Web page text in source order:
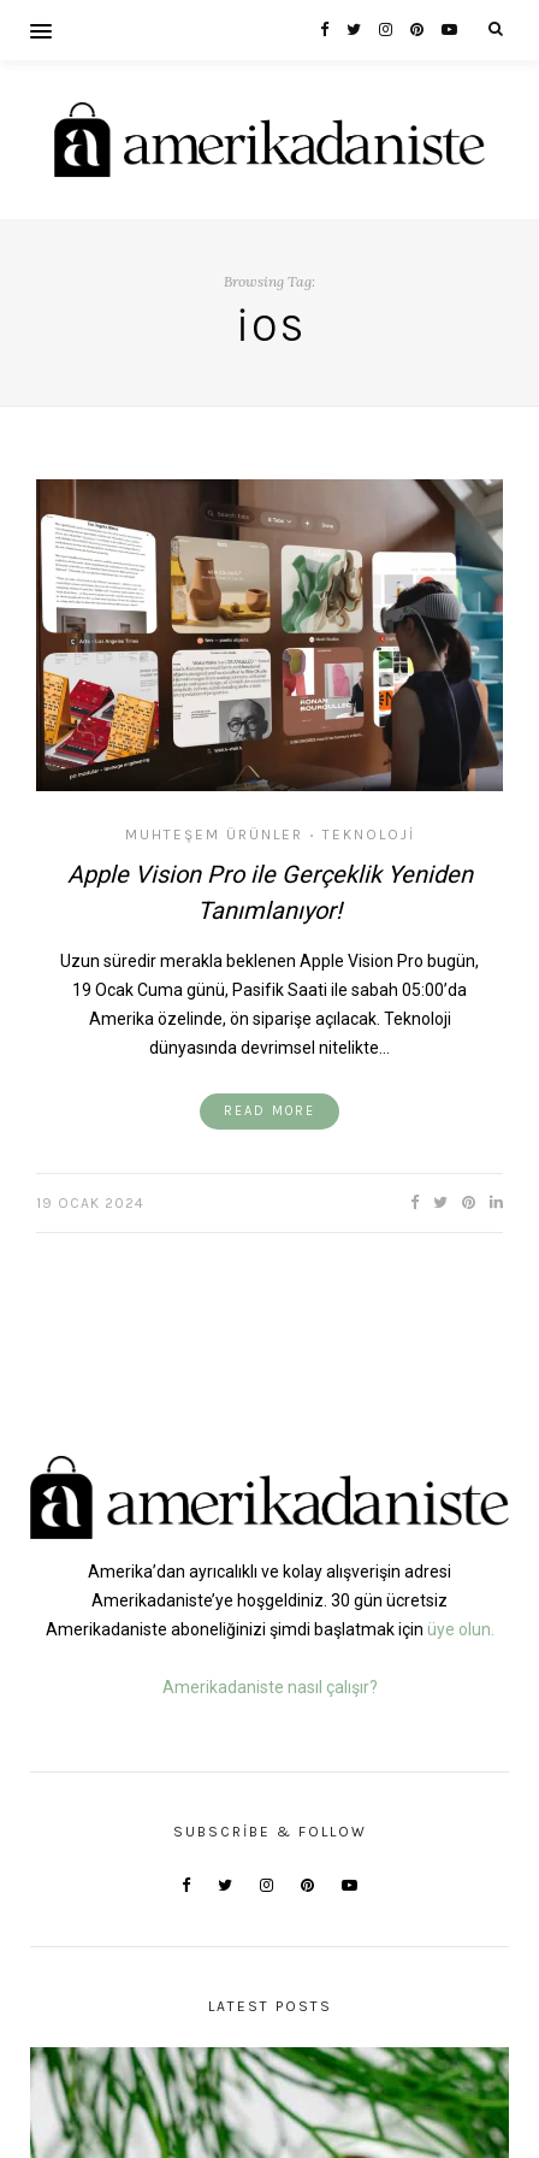
Browsing Tag:
İOS
MUHTEŞEM ÜRÜNLER • TEKNOLOJI
Apple Vision Pro ile Gerçeklik Yeniden
Tanımlanıyor!
Uzun süredir merakla beklenen Apple Vision Pro bugün,
19 Ocak Cuma günü, Pasifik Saati ile sabah 05:00’da
Amerika özelinde, ön siparişe açılacak. Teknoloji
dünyasında devrimsel nitelikte…
READ MORE
19 OCAK 2024
Amerika’dan ayrıcalıklı ve kolay alışverişin adresi
Amerikadaniste’ye hoşgeldiniz. 30 gün ücretsiz
Amerikadaniste aboneliğinizi şimdi başlatmak için üye olun.
Amerikadaniste nasıl çalışır?
SUBSCRIBE & FOLLOW
LATEST POSTS